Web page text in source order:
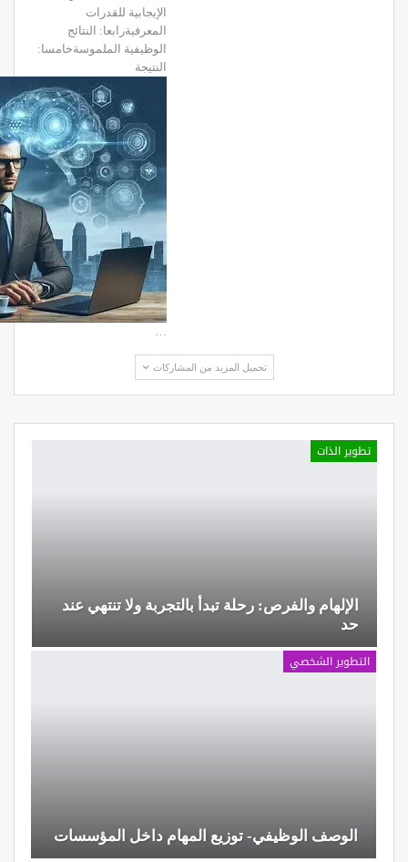
الإيجابية للقدرات
المعرفيةرابعا: النتائج
الوظيفية الملموسةخامسا:
النتيجة
تحميل المزيد من المشاركات
تطوير الذات
الإلهام والفرص: رحلة تبدأ بالتجربة ولا تنتهي عند
حد
التطوير الشخصي
الوصف الوظيفي- توزيع المهام داخل المؤسسات